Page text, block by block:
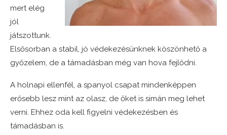
mert elég
jól
játszottunk.
Elsősorban a stabil, jó védekezésünknek köszönhető a
győzelem, de a támadásban még van hova fejlődni.
A holnapi ellenfél, a spanyol csapat mindenképpen
erősebb lesz mint az olasz, de őket is simán meg lehet
verni. Ehhez oda kell figyelni védekezésben és
támadásban is.